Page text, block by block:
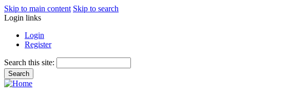
Skip to main content Skip to search
Login links
Login
Register
Search this site: